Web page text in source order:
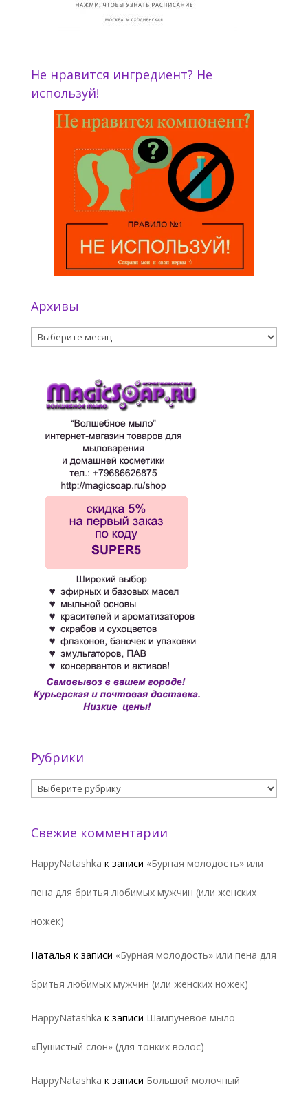
Не нравится ингредиент? Не
используй!
Архивы
Архивы
Рубрики
Рубрики
Свежие комментарии
HappyNatashka к записи «Бурная молодость» или
пена для бритья любимых мужчин (или женских
ножек)
Наталья к записи «Бурная молодость» или пена для
бритья любимых мужчин (или женских ножек)
HappyNatashka к записи Шампуневое мыло
«Пушистый слон» (для тонких волос)
HappyNatashka к записи Большой молочный